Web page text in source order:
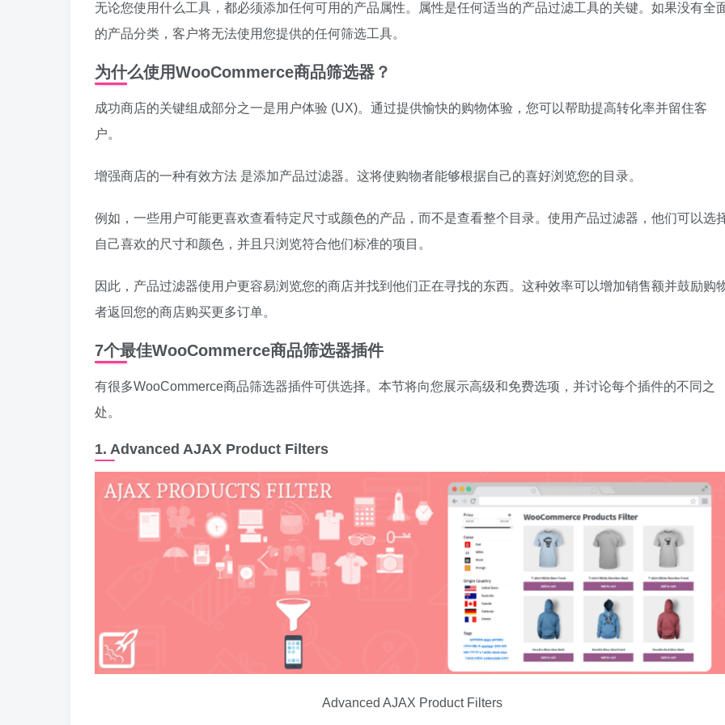
无论您使用什么工具，都必须添加任何可用的产品属性。属性是任何适当的产品过滤工具的关键。如果没有全
的产品分类，客户将无法使用您提供的任何筛选工具。
为什么使用WooCommerce商品筛选器？
成功商店的关键组成部分之一是用户体验 (UX)。通过提供愉快的购物体验，您可以帮助提高转化率并留住客
户。
增强商店的一种有效方法 是添加产品过滤器。这将使购物者能够根据自己的喜好浏览您的目录。
例如，一些用户可能更喜欢查看特定尺寸或颜色的产品，而不是查看整个目录。使用产品过滤器，他们可以选
自己喜欢的尺寸和颜色，并且只浏览符合他们标准的项目。
因此，产品过滤器使用户更容易浏览您的商店并找到他们正在寻找的东西。这种效率可以增加销售额并鼓励购
者返回您的商店购买更多订单。
7个最佳WooCommerce商品筛选器插件
有很多WooCommerce商品筛选器插件可供选择。本节将向您展示高级和免费选项，并讨论每个插件的不同之
处。
1. Advanced AJAX Product Filters
Advanced AJAX Product Filters